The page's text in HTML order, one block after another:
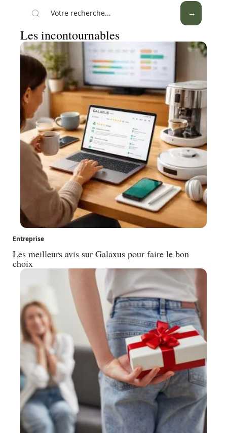
Les incontournables
Entreprise
Les meilleurs avis sur Galaxus pour faire le bon
choix